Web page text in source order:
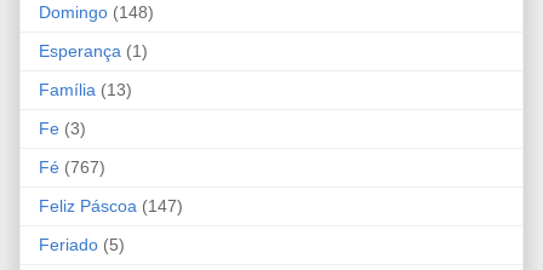
Domingo (148)
Esperança (1)
Família (13)
Fe (3)
Fé (767)
Feliz Páscoa (147)
Feriado (5)